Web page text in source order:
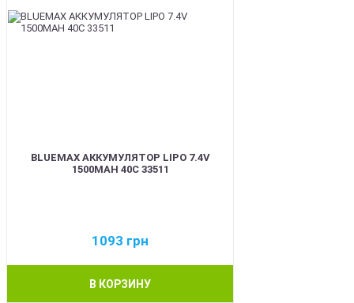
BLUEMAX АККУМУЛЯТОР LIPO 7.4V
1500MAH 40C 33511
1093 грн
В КОРЗИНУ